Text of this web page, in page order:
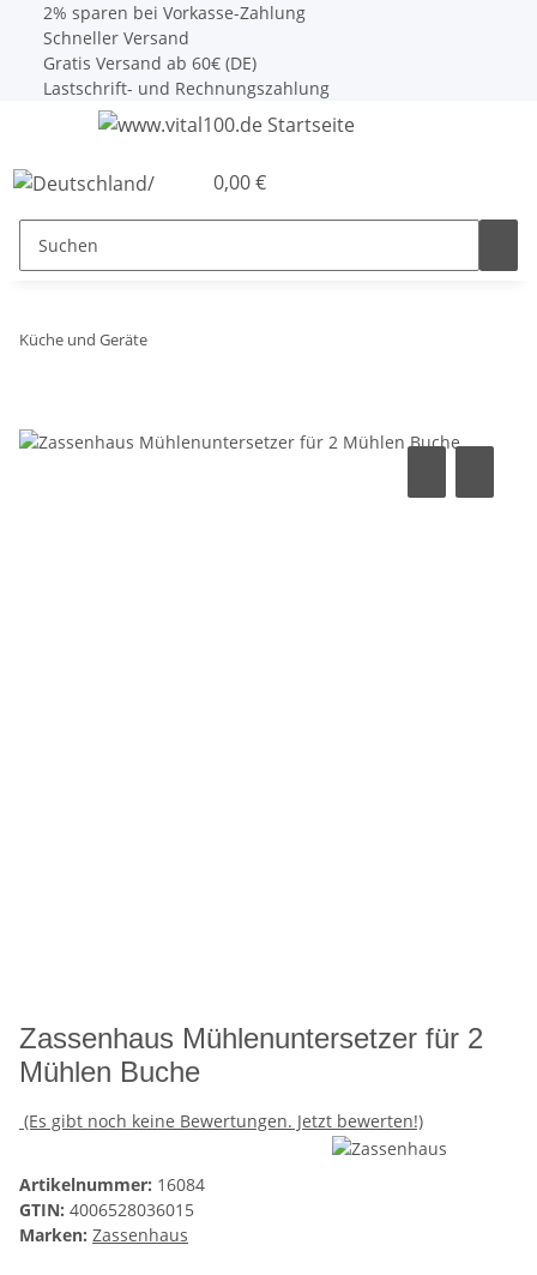
2% sparen bei Vorkasse-Zahlung
Schneller Versand
Gratis Versand ab 60€ (DE)
Lastschrift- und Rechnungszahlung
0,00 €
Küche und Geräte
Zassenhaus Mühlenuntersetzer für 2
Mühlen Buche
(Es gibt noch keine Bewertungen. Jetzt bewerten!)
Artikelnummer: 16084
GTIN: 4006528036015
Marken: Zassenhaus